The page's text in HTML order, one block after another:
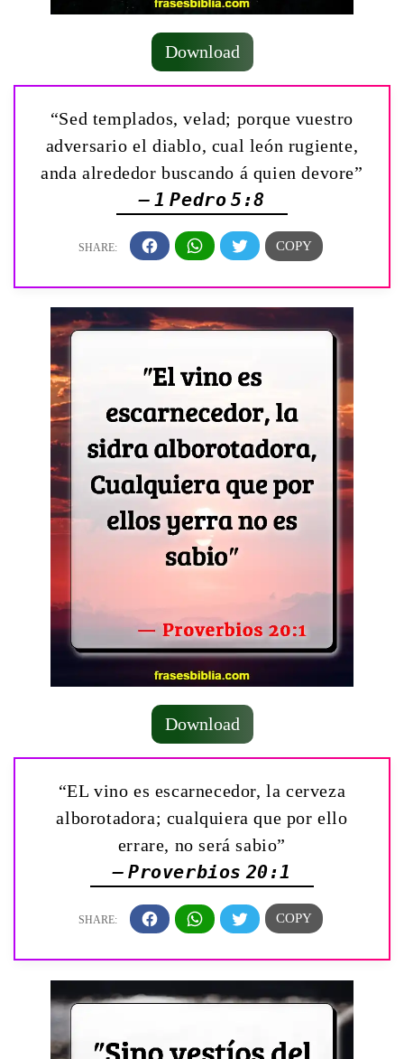
Download
“Sed templados, velad; porque vuestro
adversario el diablo, cual león rugiente,
anda alrededor buscando á quien devore”
— 1 Pedro 5:8
Download
“EL vino es escarnecedor, la cerveza
alborotadora; cualquiera que por ello
errare, no será sabio”
— Proverbios 20:1